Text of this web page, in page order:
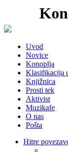
Uvod
Novice
Konoplja
Klasifikacija
Knjižnica
Prosti tek
Aktivist
Muzikafe
O nas
Pošta
Hitre